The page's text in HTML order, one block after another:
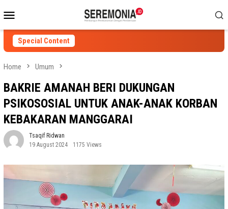
to
contentMenu
Special Content
Home Umum
BAKRIE AMANAH BERI DUKUNGAN
PSIKOSOSIAL UNTUK ANAK-ANAK KORBAN
KEBAKARAN MANGGARAI
Tsaqif Ridwan
19 August 2024
1175 Views